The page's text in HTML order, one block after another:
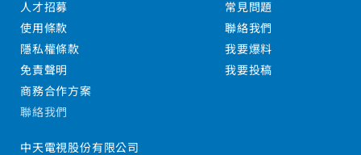
人才招募
使用條款
隱私權條款
免責聲明
商務合作方案
常見問題
聯絡我們
我要爆料
我要投稿
聯絡我們
中天電視股份有限公司